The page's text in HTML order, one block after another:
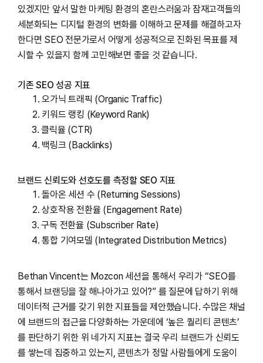
있겠지만 앞서 말한 마케팅 환경의 혼란스러움과 잠재고객들의
세분화되는 디지털 환경의 변화를 이해하고 문제를 해결하고자
한다면 SEO 전문가로서 어떻게 성공적으로 진화된 목표를 제
시할 수 있을지 함께 고민해보면 좋을 것 같습니다.
기존 SEO 성공 지표
오가닉 트래픽 (Organic Traffic)
키워드 랭킹 (Keyword Rank)
클릭율 (CTR)
백링크 (Backlinks)
브랜드 신뢰도와 선호도를 측정할 SEO 지표
돌아온 세션 수 (Returning Sessions)
상호작용 전환율 (Engagement Rate)
구독 전환율 (Subscriber Rate)
통합 기여모델 (Integrated Distribution Metrics)
Bethan Vincent는 Mozcon 세션을 통해서 우리가 “SEO를
통해서 브랜딩을 잘 해나아가고 있어?” 를 질문에 답하기 위해
데이터적 근거를 갖기 위한 지표들을 제안했습니다. 수많은 채널
에 브랜드의 접근을 다양화하는 가운데에 ‘높은 퀄리티 콘텐츠’
를 판단하기 위한 위 네가지 지표는 결국 우리 브랜드가 신뢰도
를 쌓는데 집중하고 있는지, 콘텐츠가 정말 사람들에게 도움이